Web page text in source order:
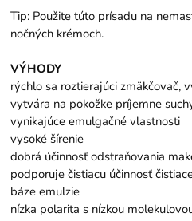
Tip: Použite túto prísadu na
nočných krémoch.
VÝHODY
rýchlo sa roztierajúci zmäkčovač,
vytvára na pokožke príjemne
vynikajúce emulgačné vlastnosti
vysoké šírenie
dobrá účinnosť odstraňovania
podporuje čistiacu účinnosť
báze emulzie
nízka polarita s nízkou